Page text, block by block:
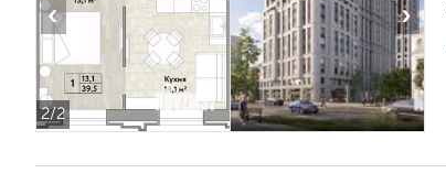
2/2
‹ ›